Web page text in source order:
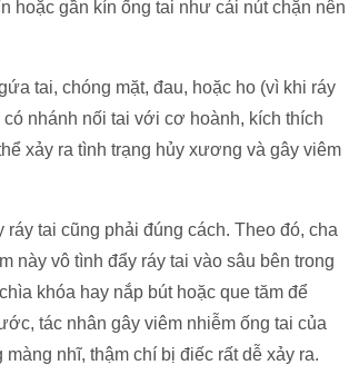
hoặc gần kín ống tai như cái nút chặn nên
tai, chóng mặt, đau, hoặc ho (vì khi ráy
nhánh nối tai với cơ hoành, kích thích
xảy ra tình trạng hủy xương và gây viêm
tai cũng phải đúng cách. Theo đó, cha
này vô tình đẩy ráy tai vào sâu bên trong
khóa hay nắp bút hoặc que tăm để
tác nhân gây viêm nhiễm ống tai của
nhĩ, thậm chí bị điếc rất dễ xảy ra.